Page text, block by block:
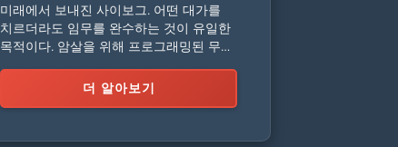
미래에서 보내진 사이보그. 어떤 대가를
치르더라도 임무를 완수하는 것이 유일한
목적이다. 암살을 위해 프로그래밍된 무자
더 알아보기